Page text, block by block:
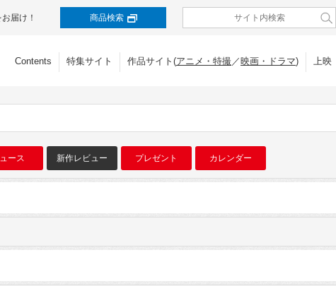
届け！ 商品検索
Contents 特集サイト 作品サイト(アニメ・特撮／映画・ドラマ) 上映
ース 新作レビュー プレゼント カレンダー